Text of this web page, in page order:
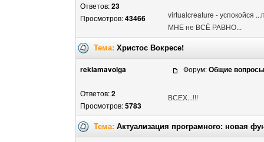
Ответов:23
Просмотров:43466
virtualcreature - успокойся
МНЕ не ВСЁ РАВНО...
Тема: Христос Вокресе!
reklamavolga
Ответов:2
Просмотров:5783
Форум:Общие вопросы
ВСЕХ...!!!
Тема: Актуализация програмного: новая